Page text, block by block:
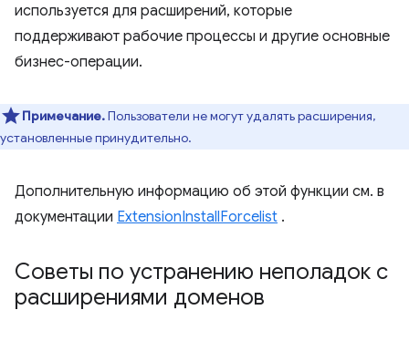
используется для расширений, которые
поддерживают рабочие процессы и другие основные
бизнес-операции.
Примечание.Пользователи не могут удалять расширения,
установленные принудительно.
Дополнительную информацию об этой функции см. в
документации ExtensionInstallForcelist .
Советы по устранению неполадок с
расширениями доменов